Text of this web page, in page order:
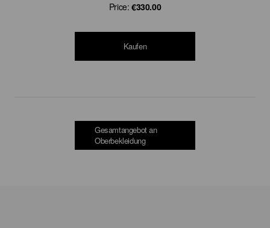
Price: €330.00
Kaufen
Gesamtangebot an
Oberbekleidung